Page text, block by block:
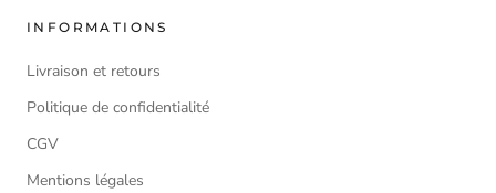
INFORMATIONS
Livraison et retours
Politique de confidentialité
CGV
Mentions légales